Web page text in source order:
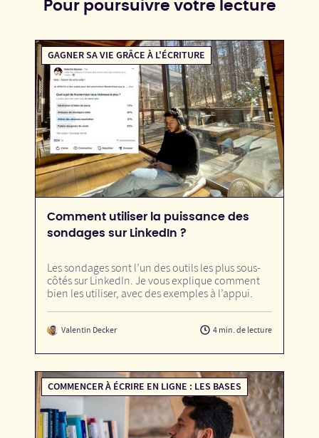
Pour poursuivre votre lecture
GAGNER SA VIE GRÂCE À L'ÉCRITURE
Comment utiliser la puissance des
sondages sur LinkedIn ?
Les sondages sont l’un des outils les plus sous-
côtés sur LinkedIn. Je vous explique comment
bien les utiliser, avec des exemples à l’appui.
Valentin Decker 4 min. de lecture
COMMENCER À ÉCRIRE EN LIGNE : LES BASES